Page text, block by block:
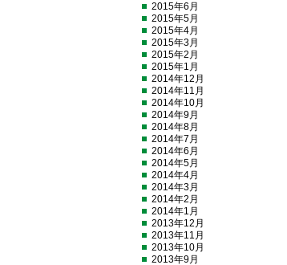
2015年6月
2015年5月
2015年4月
2015年3月
2015年2月
2015年1月
2014年12月
2014年11月
2014年10月
2014年9月
2014年8月
2014年7月
2014年6月
2014年5月
2014年4月
2014年3月
2014年2月
2014年1月
2013年12月
2013年11月
2013年10月
2013年9月